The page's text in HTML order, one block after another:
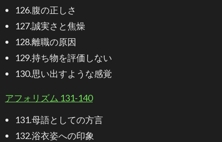
126.腹の正しさ
127.誠実さと焦燥
128.離職の原因
129.持ち物を評価しない
130.思い出すような感覚
アフォリズム 131-140
131.母語としての方言
132.浴衣姿への印象